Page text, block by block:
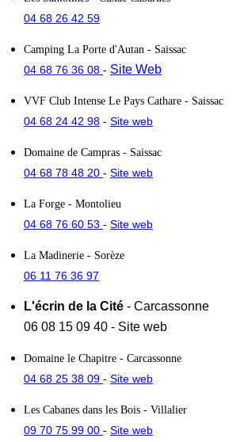
04 68 26 42 59
Camping La Porte d'Autan - Saissac
04 68 76 36 08 - Site Web
VVF Club Intense Le Pays Cathare - Saissac
04 68 24 42 98 - Site web
Domaine de Campras - Saissac
04 68 78 48 20 - Site web
La Forge - Montolieu
04 68 76 60 53 - Site web
La Madinerie - Sorèze
06 11 76 36 97
L'écrin de la Cité - Carcassonne
06 08 15 09 40 - Site web
Domaine le Chapitre - Carcassonne
04 68 25 38 09 - Site web
Les Cabanes dans les Bois - Villalier
09 70 75 99 00 - Site web